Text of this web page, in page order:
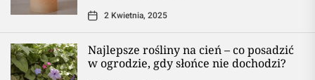
2 Kwietnia, 2025
Najlepsze rośliny na cień – co posadzić
w ogrodzie, gdy słońce nie dochodzi?